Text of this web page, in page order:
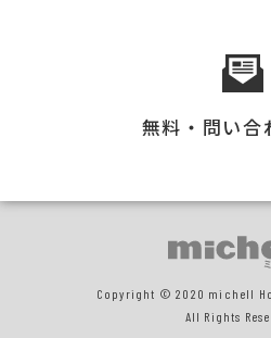
無料・問い合
Copyright © 2020 michell
All Rights